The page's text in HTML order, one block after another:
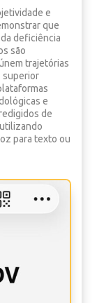
e
que
deficiência
são
trajetórias
superior
e
de
para texto ou